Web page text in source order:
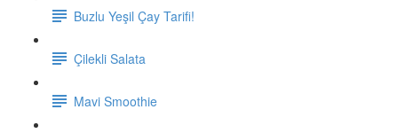
Buzlu Yeşil Çay Tarifi!
Çilekli Salata
Mavi Smoothie